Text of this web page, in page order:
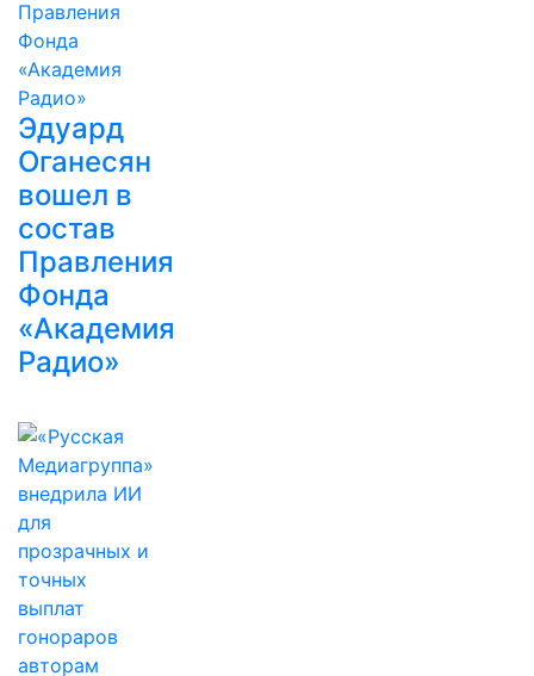
Эдуард
Оганесян
вошел в
состав
Правления
Фонда
«Академия
Радио»